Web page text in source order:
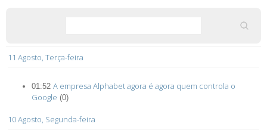
11 Agosto, Terça-feira
01:52 A empresa Alphabet agora é agora quem controla o
Google (0)
10 Agosto, Segunda-feira